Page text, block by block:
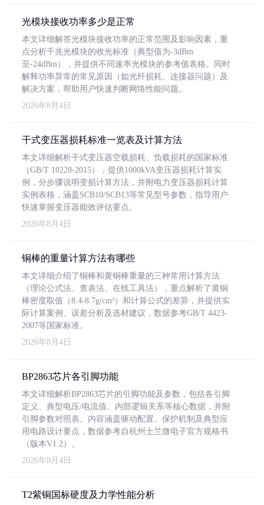
光模块接收功率多少是正常
本文详细解答光模块接收功率的正常范围及影响因素，重
点分析千兆光模块的收光标准（典型值为-3dBm
至-24dBm），并提供不同速率光模块的参考值表格。同时
解释功率异常的常见原因（如光纤损耗、连接器问题）及
解决方案，帮助用户快速判断网络性能问题。
2026年8月4日
干式变压器损耗标准一览表及计算方法
本文详细解析干式变压器空载损耗、负载损耗的国家标准
（GB/T 10228-2015），提供1000kVA变压器损耗计算实
例，分步骤说明变损计算方法，并附电力变压器损耗计算
实例表格，涵盖SCB10/SCB13等常见型号参数，指导用户
快速掌握变压器能效评估要点。
2026年8月4日
铜棒的重量计算方法有哪些
本文详细介绍了铜棒和黄铜棒重量的三种常用计算方法
（理论公式法、查表法、在线工具法），重点解析了黄铜
棒密度取值（8.4-8.7g/cm³）和计算公式的差异，并提供实
际计算案例、误差分析及选材建议，数据参考GB/T 4423-
2007等国家标准。
2026年8月4日
BP2863芯片各引脚功能
本文详细解析BP2863芯片的引脚功能及参数，包括各引脚
定义、典型电压/电流值、内部逻辑关系等核心数据，并附
引脚参数对照表。内容涵盖驱动配置、保护机制及典型应
用电路设计要点，数据参考自杭州士兰微电子官方规格书
（版本V1.2）。
2026年8月4日
T2紫铜国标硬度及力学性能分析